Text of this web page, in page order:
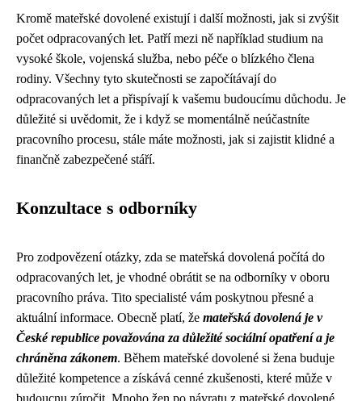
Kromě mateřské dovolené existují i další možnosti, jak si zvýšit
počet odpracovaných let. Patří mezi ně například studium na
vysoké škole, vojenská služba, nebo péče o blízkého člena
rodiny. Všechny tyto skutečnosti se započítávají do
odpracovaných let a přispívají k vašemu budoucímu důchodu. Je
důležité si uvědomit, že i když se momentálně neúčastníte
pracovního procesu, stále máte možnosti, jak si zajistit klidné a
finančně zabezpečené stáří.
Konzultace s odborníky
Pro zodpovězení otázky, zda se mateřská dovolená počítá do
odpracovaných let, je vhodné obrátit se na odborníky v oboru
pracovního práva. Tito specialisté vám poskytnou přesné a
aktuální informace. Obecně platí, že mateřská dovolená je v
České republice považována za důležité sociální opatření a je
chráněna zákonem. Během mateřské dovolené si žena buduje
důležité kompetence a získává cenné zkušenosti, které může v
budoucnu zúročit. Mnoho žen po návratu z mateřské dovolené